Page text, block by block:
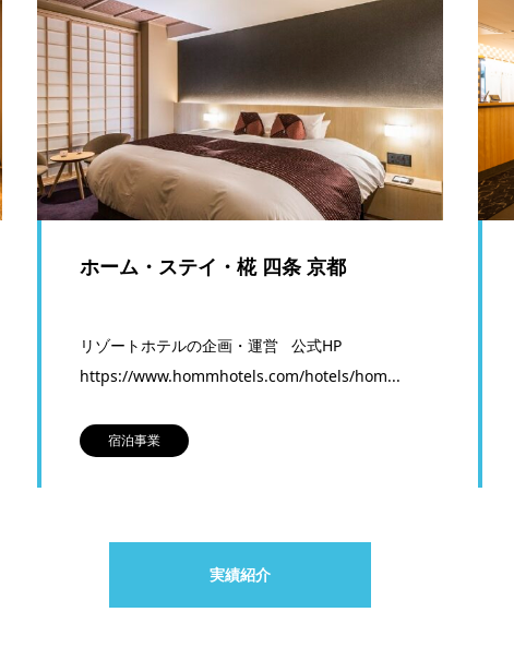
ホーム・ステイ・椛 四条 京都
リゾートホテルの企画・運営 公式HP
https://www.hommhotels.com/hotels/hom...
宿泊事業
実績紹介